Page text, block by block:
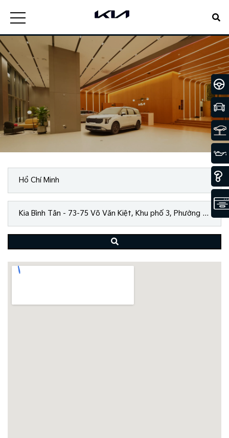
Hồ Chí Minh
Kia Bình Tân - 73-75 Võ Văn Kiệt, Khu phố 3, Phường An Lạc, Tp.Hồ Chí Minh